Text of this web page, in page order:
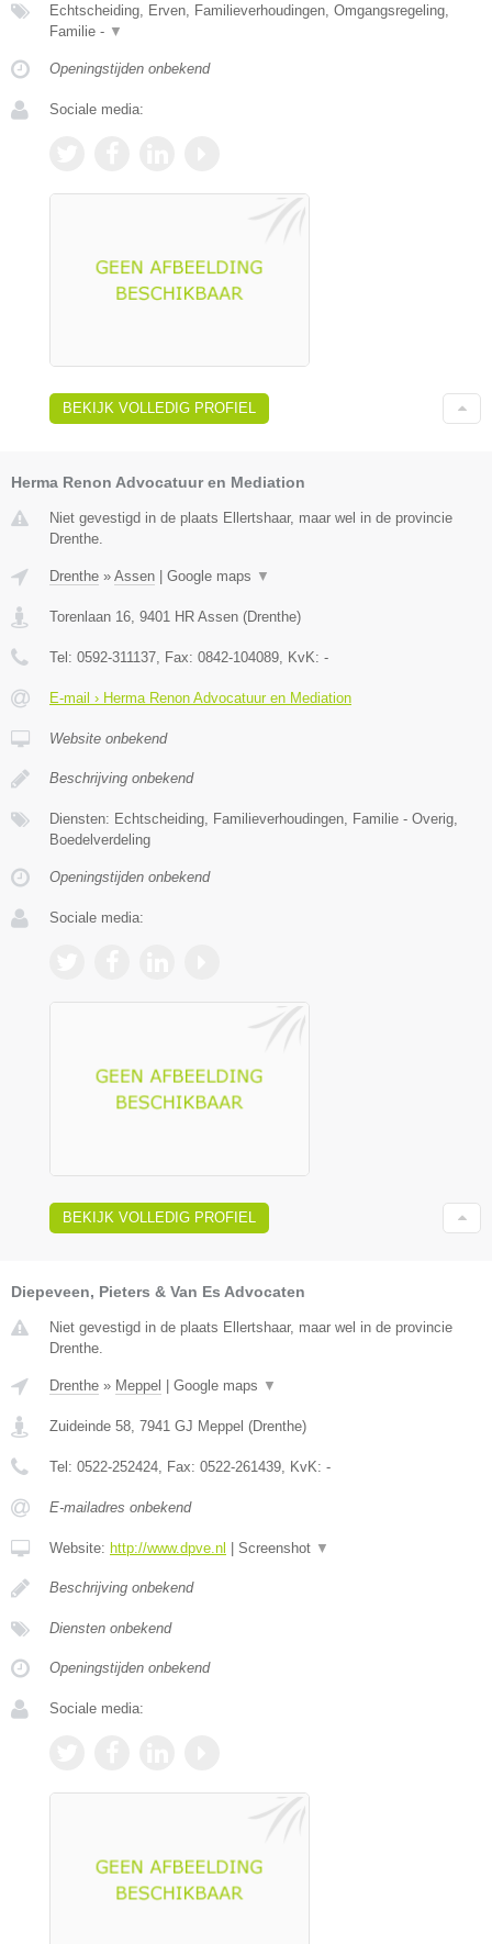
Echtscheiding, Erven, Familieverhoudingen, Omgangsregeling,
Familie - ▼
Openingstijden onbekend
Sociale media:
BEKIJK VOLLEDIG PROFIEL
Herma Renon Advocatuur en Mediation
Niet gevestigd in de plaats Ellertshaar, maar wel in de provincie
Drenthe.
Drenthe » Assen Google maps ▼
Torenlaan 16, 9401 HR Assen (Drenthe)
Tel: 0592-311137, Fax: 0842-104089, KvK: -
E-mail › Herma Renon Advocatuur en Mediation
Website onbekend
Beschrijving onbekend
Diensten: Echtscheiding, Familieverhoudingen, Familie - Overig,
Boedelverdeling
Openingstijden onbekend
Sociale media:
BEKIJK VOLLEDIG PROFIEL
Diepeveen, Pieters & Van Es Advocaten
Niet gevestigd in de plaats Ellertshaar, maar wel in de provincie
Drenthe.
Drenthe » Meppel Google maps ▼
Zuideinde 58 7941 GJ Meppel (Drenthe)
Tel: 0522-252424 , Fax: 0522-261439 , KvK: -
E-mailadres onbekend
Website: http://www.dpve.nl Screenshot ▼
Beschrijving onbekend
Diensten onbekend
Openingstijden onbekend
Sociale media: